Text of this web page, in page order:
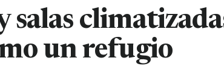
salas
un refugio